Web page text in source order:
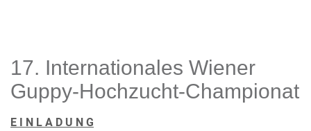
17. Internationales Wiener
Guppy-Hochzucht-Championat
E I N L A D U N G